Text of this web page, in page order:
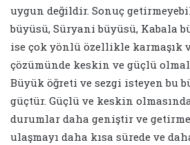
uygun değildir. Sonuç
büyüsü, Süryani büyüsü, Kabala
ise çok yönlü özellikle karmaşık
çözümünde keskin ve güçlü
Büyük öğreti ve sezgi isteyen bu
güçtür. Güçlü ve keskin
durumlar daha geniştir ve
ulaşmayı daha kısa sürede ve